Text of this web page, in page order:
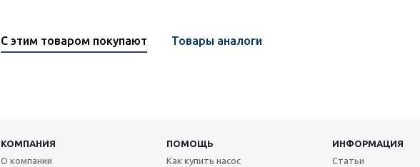
С этим товаром покупают Товары аналоги
КОМПАНИЯ ПОМОЩЬ
ИНФОРМАЦИЯ
О компании
Как купить насос Статьи